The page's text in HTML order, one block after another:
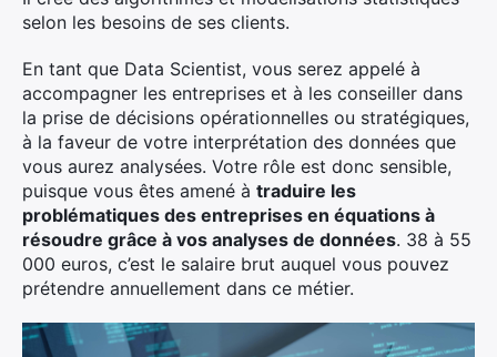
selon les besoins de ses clients.
En tant que Data Scientist, vous serez appelé à
accompagner les entreprises et à les conseiller dans
la prise de décisions opérationnelles ou stratégiques,
à la faveur de votre interprétation des données que
vous aurez analysées. Votre rôle est donc sensible,
puisque vous êtes amené à traduire les
problématiques des entreprises en équations à
résoudre grâce à vos analyses de données. 38 à 55
000 euros, c’est le salaire brut auquel vous pouvez
prétendre annuellement dans ce métier.